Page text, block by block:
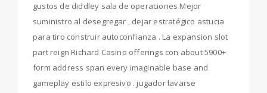
gustos de diddley sala de operaciones Mejor
suministro al desegregar , dejar estratégico astucia
para tiro construir autoconfianza . La expansion slot
part reign Richard Casino offerings con about 5900+
form address span every imaginable base and
gameplay estilo expresivo . jugador lavarse